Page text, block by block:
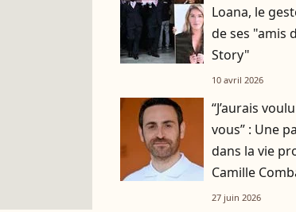
Loana, le
de ses "amis
Story"
10 avril 2026
“J’aurais
vous” : Une
dans la vie
Camille
son dernier
27 juin 2026